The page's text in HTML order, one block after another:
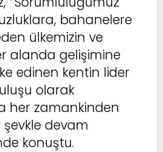
bahanelere
ülkemizin ve
alanda gelişimine
edinen kentin lider
olarak
her zamankinden
devam
konuştu.